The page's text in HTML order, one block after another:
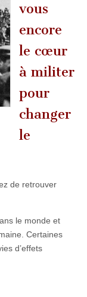
vous
encore
le cœur
à militer
pour
changer
le
de retrouver
le monde et
Certaines
d’effets